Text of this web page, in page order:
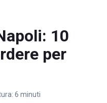
10
per
6 minuti